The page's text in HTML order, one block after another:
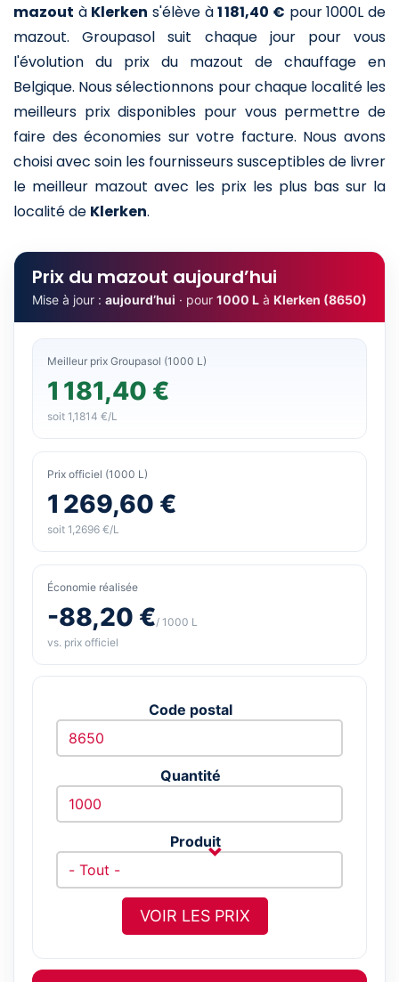
mazout à Klerken s'élève à1 181,40 € pour 1000L de
mazout. Groupasol suit chaque jour pour vous
l'évolution du prix du mazout de chauffage en
Belgique. Nous sélectionnons pour chaque localité les
meilleurs prix disponibles pour vous permettre de
faire des économies sur votre facture. Nous avons
choisi avec soin les fournisseurs susceptibles de livrer
le meilleur mazout avec les prix les plus bas sur la
localité de Klerken.
Prix du mazout aujourd’hui
Mise à jour : aujourd’hui · pour 1000 L à Klerken (8650)
Meilleur prix Groupasol (1000 L)
1 181,40 €
soit 1,1814 €/L
Prix officiel (1000 L)
1 269,60 €
soit 1,2696 €/L
Économie réalisée
-88,20 €/ 1000 L
vs. prix officiel
Code postal
Quantité
Produit
VOIR LES PRIX